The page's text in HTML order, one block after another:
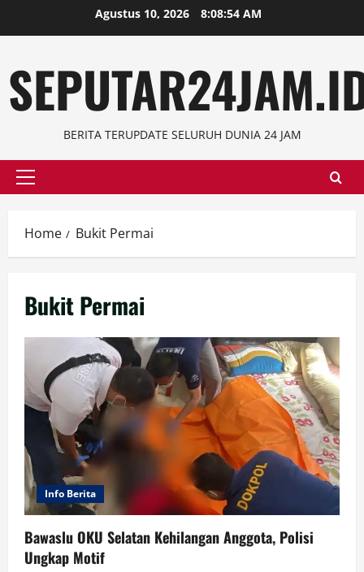
to
Agustus 10, 2026 8:08:54 AM
BERITA TERUPDATE SELURUH DUNIA 24 JAM
Primary
Home Bukit Permai
Bukit Permai
Info Berita
Bawaslu OKU Selatan Kehilangan Anggota, Polisi
Ungkap Motif